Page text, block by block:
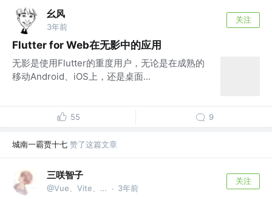
幺风
3年前
关注
Flutter for Web在无影中的应用
无影是使用Flutter的重度用户，无论是在成熟的
移动Android、iOS上，还是桌面...
55 9
城南一霸贾十七 赞了这篇文章
三咲智子
@Vue、Vite、VueUse、Elk 团队成员 · 3年前
关注